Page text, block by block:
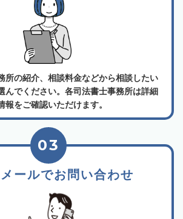
所の紹介、相談料金などから相談したい
んでください。各司法書士事務所は詳細
報をご確認いただけます。
ールでお問い合わせ
03